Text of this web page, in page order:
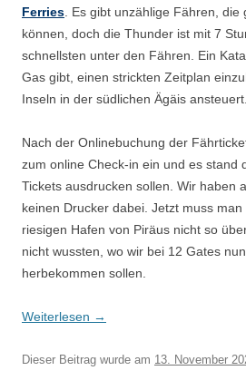
Ferries . Es gibt unzählige Fähren,
können, doch die Thunder ist mit 7
schnellsten unter den Fähren. Ein
Gas gibt, einen strickten Zeitplan
Inseln in der südlichen Ägäis ansteuert.
Nach der Onlinebuchung der
zum online Check-in ein und es stand
Tickets ausdrucken sollen. Wir haben
keinen Drucker dabei. Jetzt muss
riesigen Hafen von Piräus nicht so
nicht wussten, wo wir bei 12 Gates
herbekommen sollen.
Weiterlesen →
Dieser Beitrag wurde am 13. November